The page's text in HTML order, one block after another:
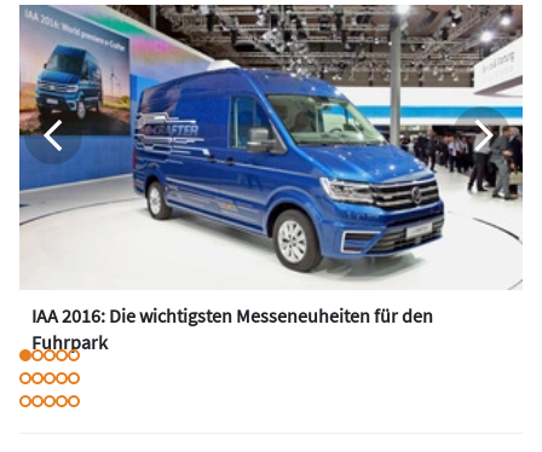
IAA 2016: Die wichtigsten Messeneuheiten für den
Fuhrpark